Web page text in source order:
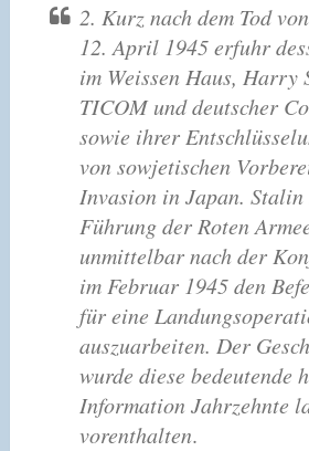
2. Kurz nach dem Tod
12. April 1945 erfuhr
im Weissen Haus, Harry
TICOM und deutscher
sowie ihrer
von sowjetischen
Invasion in Japan.
Führung der Roten
unmittelbar nach der
im Februar 1945 den
für eine
auszuarbeiten. Der
wurde diese bedeutende
Information Jahrzehnte
vorenthalten.